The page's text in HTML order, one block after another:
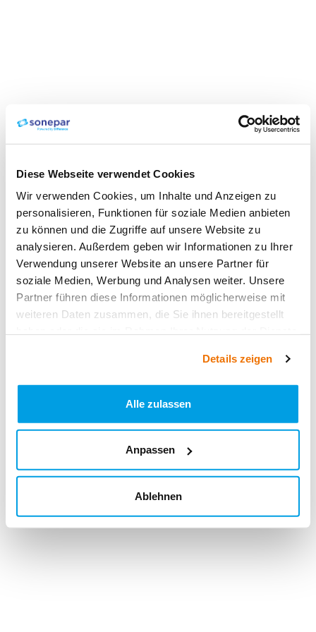
Diese Webseite verwendet Cookies
Wir verwenden Cookies, um Inhalte und Anzeigen zu
personalisieren, Funktionen für soziale Medien anbieten
zu können und die Zugriffe auf unsere Website zu
analysieren. Außerdem geben wir Informationen zu Ihrer
Verwendung unserer Website an unsere Partner für
soziale Medien, Werbung und Analysen weiter. Unsere
Partner führen diese Informationen möglicherweise mit
weiteren Daten zusammen, die Sie ihnen bereitgestellt
Details zeigen
Alle zulassen
Anpassen
Ablehnen